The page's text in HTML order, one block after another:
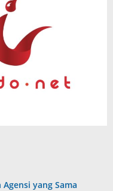
Agensi yang Sama